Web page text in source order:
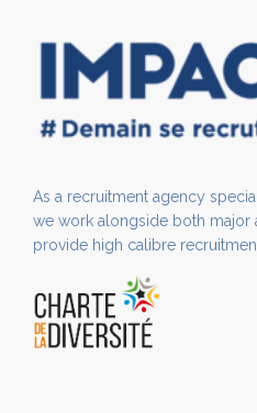
As a recruitment agency
we work alongside both major
provide high calibre